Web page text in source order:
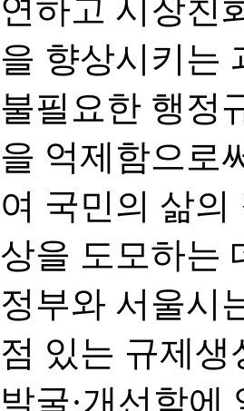
연하고 시장친
을 향상시키는
불필요한 행정
을 억제함으로
여 국민의 삶
상을 도모하는
정부와 서울시
점 있는 규제
발굴·개선함에